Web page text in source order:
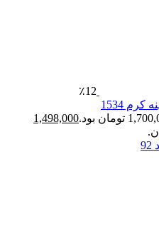
٪12
1534
1,498,000